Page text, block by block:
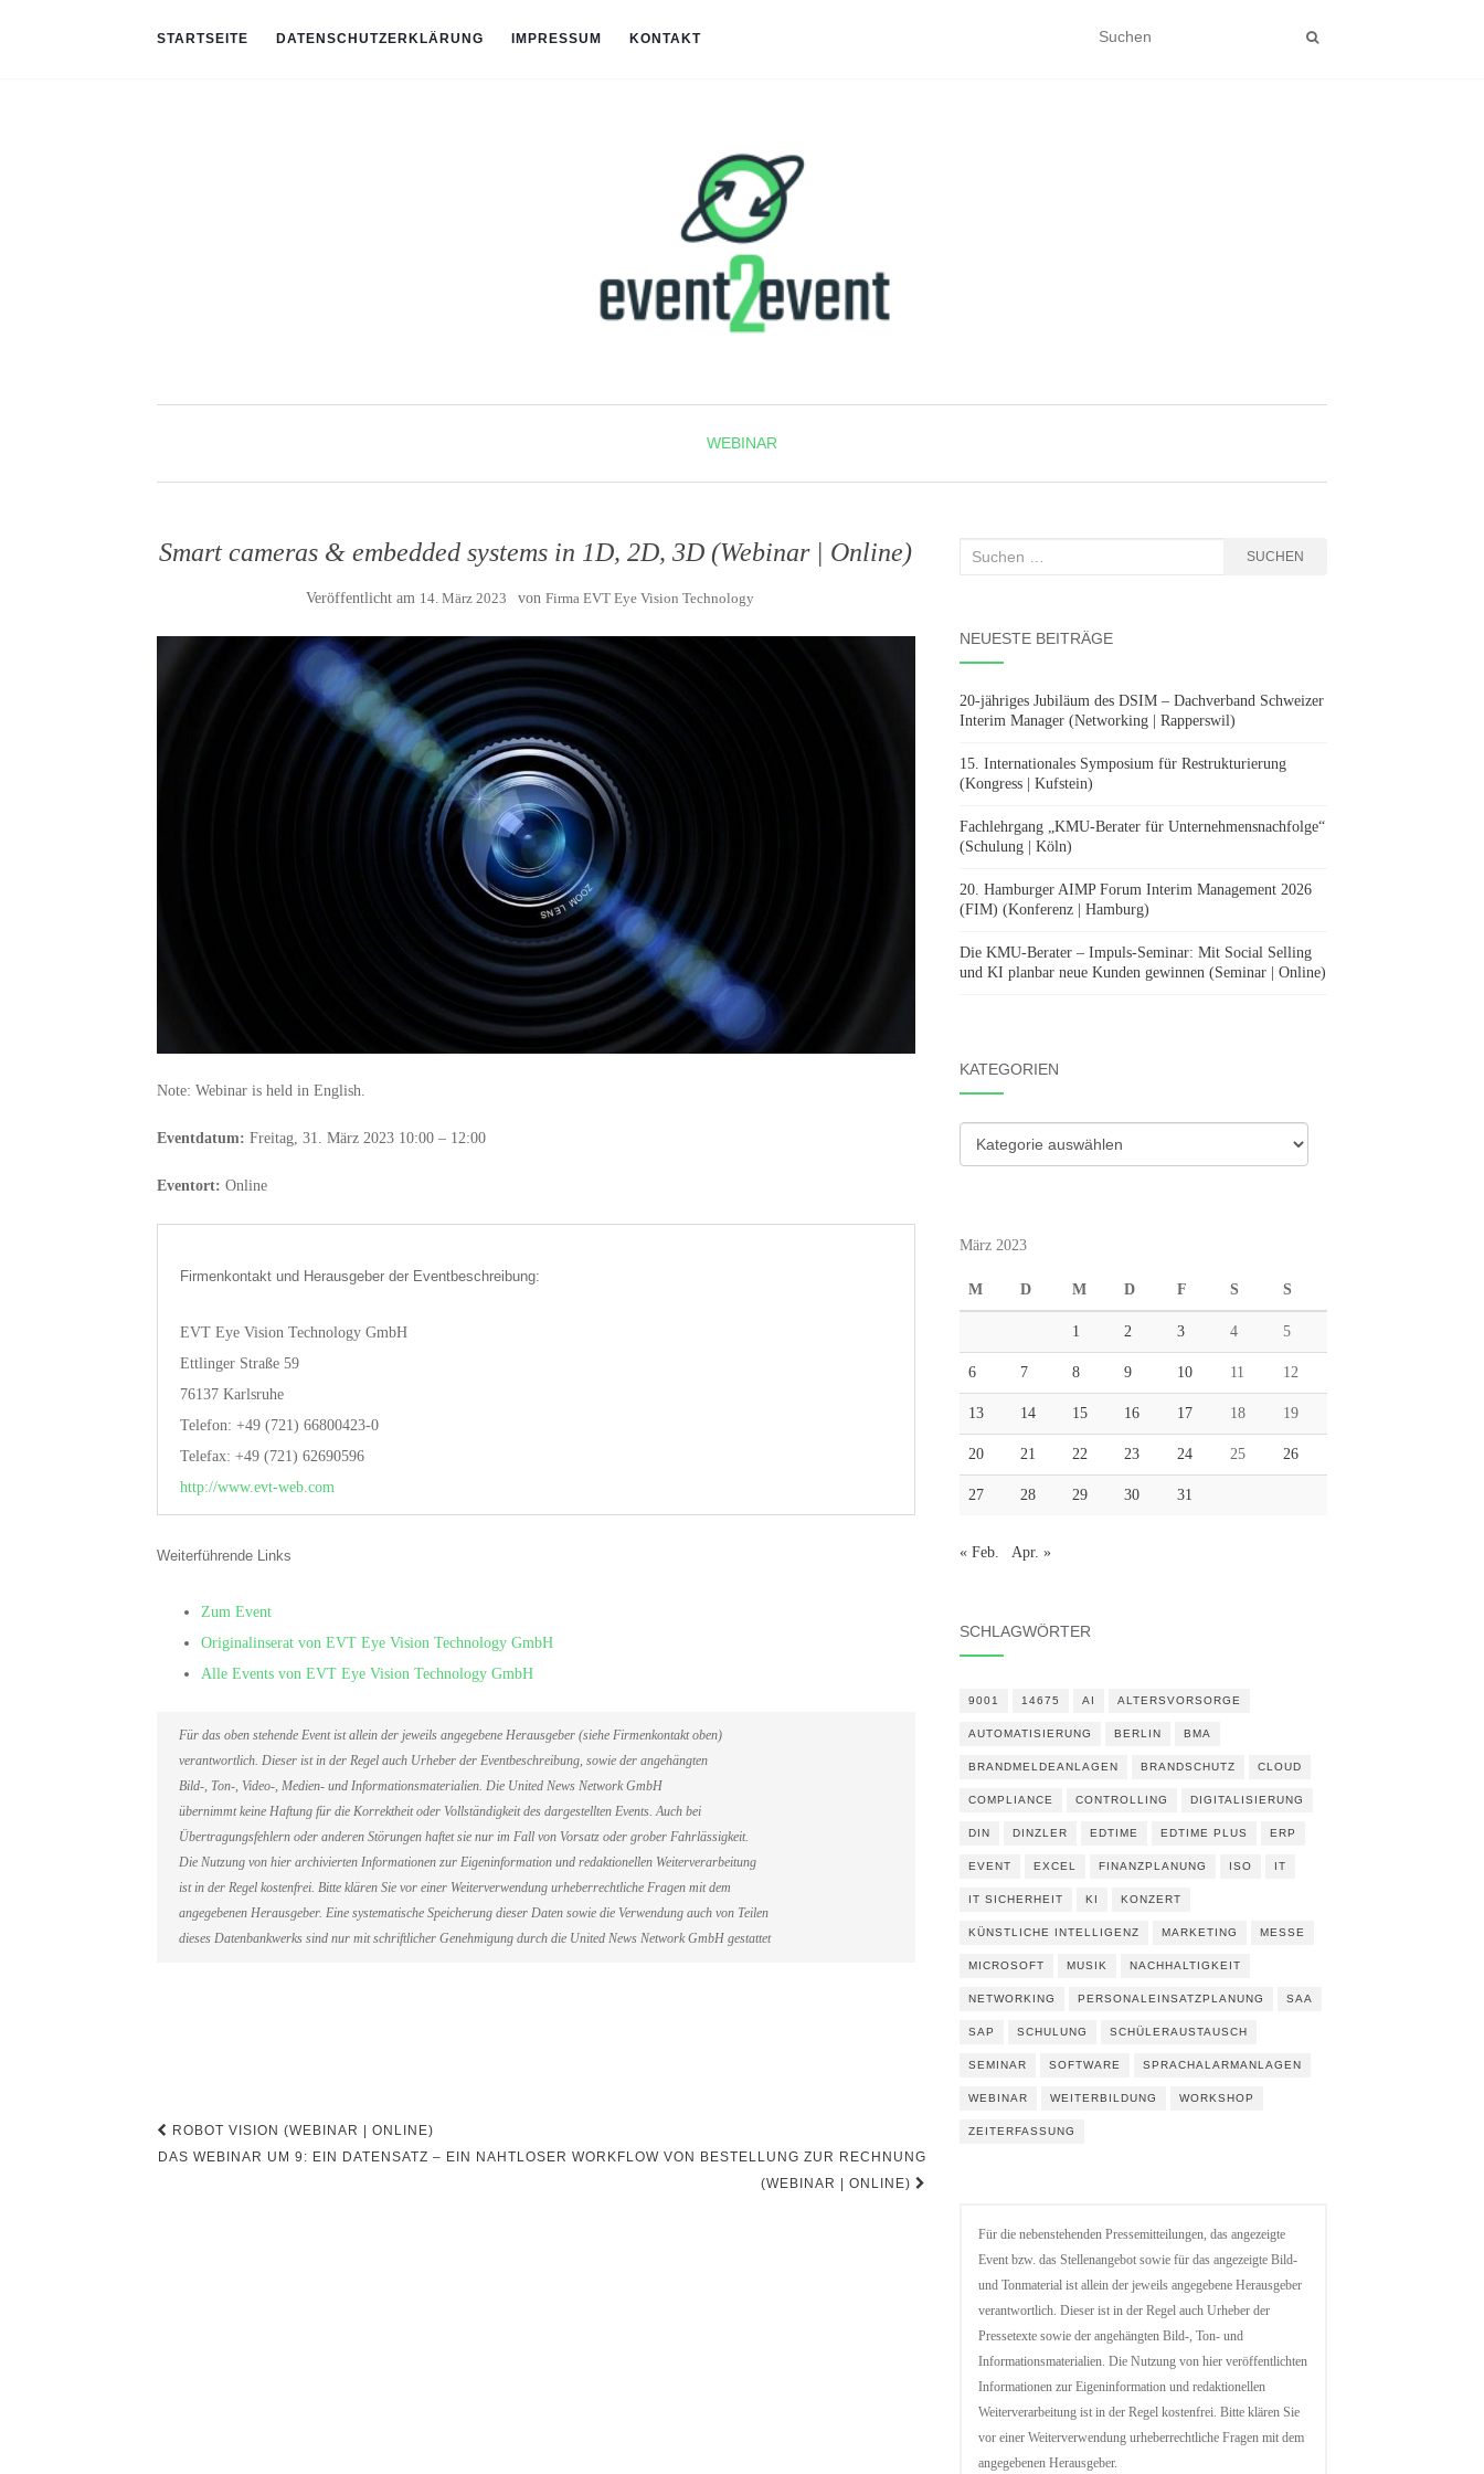
STARTSEITE DATENSCHUTZERKLÄRUNG IMPRESSUM KONTAKT
WEBINAR
Smart cameras & embedded systems in 1D, 2D, 3D (Webinar | Online)
Veröffentlicht am 14. März 2023 vonFirma EVT Eye Vision Technology
Note: Webinar is held in English.
Eventdatum: Freitag, 31. März 2023 10:00 – 12:00
Eventort: Online
Firmenkontakt und Herausgeber der Eventbeschreibung:
EVT Eye Vision Technology GmbH
Ettlinger Straße 59
76137 Karlsruhe
Telefon: +49 (721) 66800423-0
Telefax: +49 (721) 62690596
http://www.evt-web.com
Weiterführende Links
Zum Event
Originalinserat von EVT Eye Vision Technology GmbH
Alle Events von EVT Eye Vision Technology GmbH
Für das oben stehende Event ist allein der jeweils angegebene Herausgeber (siehe Firmenkontakt oben)
verantwortlich. Dieser ist in der Regel auch Urheber der Eventbeschreibung, sowie der angehängten
Bild-, Ton-, Video-, Medien- und Informationsmaterialien. Die United News Network GmbH
übernimmt keine Haftung für die Korrektheit oder Vollständigkeit des dargestellten Events. Auch bei
Übertragungsfehlern oder anderen Störungen haftet sie nur im Fall von Vorsatz oder grober Fahrlässigkeit.
Die Nutzung von hier archivierten Informationen zur Eigeninformation und redaktionellen Weiterverarbeitung
ist in der Regel kostenfrei. Bitte klären Sie vor einer Weiterverwendung urheberrechtliche Fragen mit dem
angegebenen Herausgeber. Eine systematische Speicherung dieser Daten sowie die Verwendung auch von Teilen
dieses Datenbankwerks sind nur mit schriftlicher Genehmigung durch die United News Network GmbH gestattet
Beitragsnavigation
ROBOT VISION (WEBINAR | ONLINE)
DAS WEBINAR UM 9: EIN DATENSATZ – EIN NAHTLOSER WORKFLOW VON BESTELLUNG ZUR RECHNUNG
(WEBINAR | ONLINE)
Suchen
SUCHEN
NEUESTE BEITRÄGE
20-jähriges Jubiläum des DSIM – Dachverband Schweizer
Interim Manager (Networking | Rapperswil)
15. Internationales Symposium für Restrukturierung
(Kongress | Kufstein)
Fachlehrgang „KMU-Berater für Unternehmensnachfolge“
(Schulung | Köln)
20. Hamburger AIMP Forum Interim Management 2026
(FIM) (Konferenz | Hamburg)
Die KMU-Berater – Impuls-Seminar: Mit Social Selling
und KI planbar neue Kunden gewinnen (Seminar | Online)
KATEGORIEN
Kategorien
März 2023
M D M D F S S
1 2 3 4 5
6 7 8 9 10 11 12
13 14 15 16 17 18 19
20 21 22 23 24 25 26
27 28 29 30 31
« Feb. Apr. »
SCHLAGWÖRTER
9001 14675 AI ALTERSVORSORGE
AUTOMATISIERUNG BERLIN BMA
BRANDMELDEANLAGEN BRANDSCHUTZ CLOUD
COMPLIANCE CONTROLLING DIGITALISIERUNG
DIN DINZLER EDTIME EDTIME PLUS ERP
EVENT EXCEL FINANZPLANUNG ISO IT
IT SICHERHEIT KI KONZERT
KÜNSTLICHE INTELLIGENZ MARKETING MESSE
MICROSOFT MUSIK NACHHALTIGKEIT
NETWORKING PERSONALEINSATZPLANUNG SAA
SAP SCHULUNG SCHÜLERAUSTAUSCH
SEMINAR SOFTWARE SPRACHALARMANLAGEN
WEBINAR WEITERBILDUNG WORKSHOP
ZEITERFASSUNG
Für die nebenstehenden Pressemitteilungen, das angezeigte
Event bzw. das Stellenangebot sowie für das angezeigte Bild-
und Tonmaterial ist allein der jeweils angegebene Herausgeber
verantwortlich. Dieser ist in der Regel auch Urheber der
Pressetexte sowie der angehängten Bild-, Ton- und
Informationsmaterialien. Die Nutzung von hier veröffentlichten
Informationen zur Eigeninformation und redaktionellen
Weiterverarbeitung ist in der Regel kostenfrei. Bitte klären Sie
vor einer Weiterverwendung urheberrechtliche Fragen mit dem
angegebenen Herausgeber.